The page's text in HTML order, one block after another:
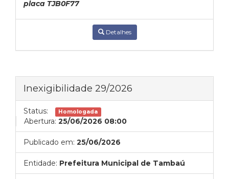
placa TJB0F77
Detalhes
Inexigibilidade 29/2026
Status: Homologada
Abertura: 25/06/2026 08:00
Publicado em: 25/06/2026
Entidade: Prefeitura Municipal de Tambaú